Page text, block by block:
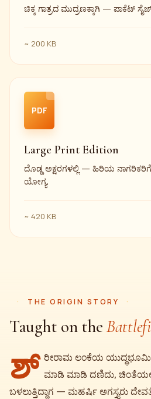
ಚಿಕ್ಕ ಗಾತ್ರದ ಮುದ್ರಣಕ್ಕಾಗಿ — ಪಾಕೆಟ್ ಸೈಜ್
~ 200 KB
PDF
Large Print Edition
ದೊಡ್ಡ ಅಕ್ಷರಗಳಲ್ಲಿ — ಹಿರಿಯ
ಯೋಗ್ಯ.
~ 420 KB
THE ORIGIN STORY
Taught on the
ಶ್ ರೀರಾಮ ಲಂಕೆಯ
ಮಾಡಿ ಮಾಡಿ ದಣಿದು,
ಬಳಲುತ್ತಿದ್ದಾಗ — ಮಹರ್ಷಿ ಅಗಸ್ತ್ಯರು